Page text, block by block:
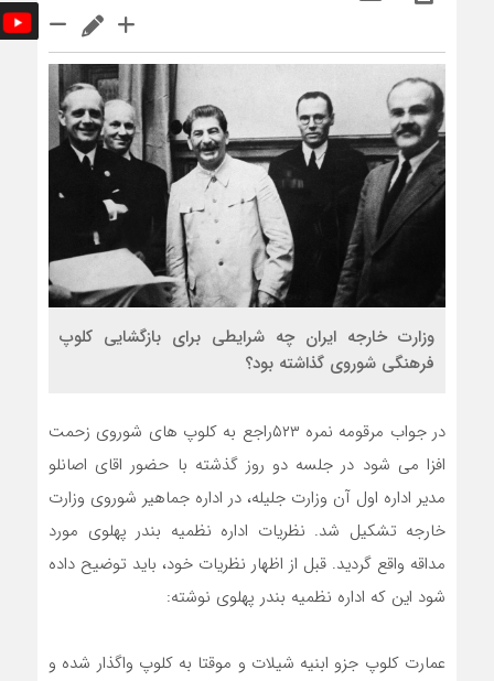
وزارت خارجه ایران چه شرایطی برای بازگشایی کلوپ
فرهنگی شوروی گذاشته بود؟
در جواب مرقومه نمره ۵۲۳راجع به کلوپ های شوروی زحمت
افزا می شود در جلسه دو روز گذشته با حضور اقای اصانلو
مدیر اداره اول آن وزارت جلیله، در اداره جماهیر شوروی وزارت
خارجه تشکیل شد. نظریات اداره نظمیه بندر پهلوی مورد
مداقه واقع گردید. قبل از اظهار نظریات خود، باید توضیح داده
شود این که اداره نظمیه بندر پهلوی نوشته:
عمارت کلوپ جزو ابنیه شیلات و موقتا به کلوپ واگذار شده و